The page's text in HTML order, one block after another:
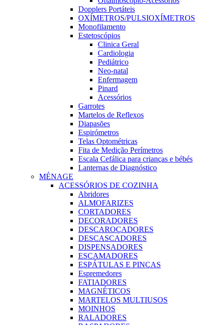
Dopplers Portáteis
OXÍMETROS/PULSIOXÍMETROS
Monofilamento
Estetoscópios
Clinica Geral
Cardiologia
Pediátrico
Neo-natal
Enfermagem
Pinard
Acessórios
Garrotes
Martelos de Reflexos
Diapasões
Espirómetros
Telas Optométricas
Fita de Medição Perímetros
Escala Cefálica para crianças e bébés
Lanternas de Diagnóstico
MÉNAGE
ACESSÓRIOS DE COZINHA
Abridores
ALMOFARIZES
CORTADORES
DECORADORES
DESCAROÇADORES
DESCASCADORES
DISPENSADORES
ESCAMADORES
ESPÁTULAS E PINÇAS
Espremedores
FATIADORES
MAGNÉTICOS
MARTELOS MULTIUSOS
MOINHOS
RALADORES